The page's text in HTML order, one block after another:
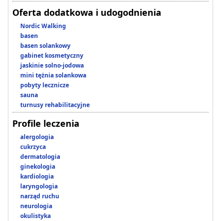
Oferta dodatkowa i udogodnienia
Nordic Walking
basen
basen solankowy
gabinet kosmetyczny
jaskinie solno-jodowa
mini tężnia solankowa
pobyty lecznicze
sauna
turnusy rehabilitacyjne
Profile leczenia
alergologia
cukrzyca
dermatologia
ginekologia
kardiologia
laryngologia
narząd ruchu
neurologia
okulistyka